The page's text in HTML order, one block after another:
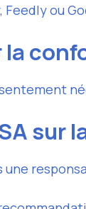
Feedly ou
sur
une